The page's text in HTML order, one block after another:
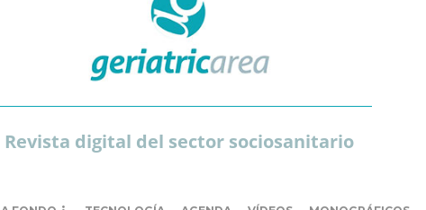
Revista digital del sector sociosanitario